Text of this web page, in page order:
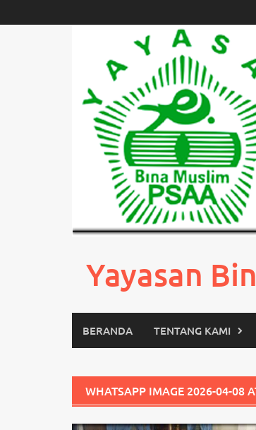
to
Yayasan
BERANDA TENTANG KAMI
WHATSAPP IMAGE 2026-04-08